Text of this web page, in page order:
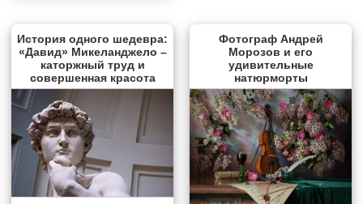
История одного шедевра:
«Давид» Микеланджело –
каторжный труд и
совершенная красота
Фотограф Андрей
Морозов и его
удивительные
натюрморты